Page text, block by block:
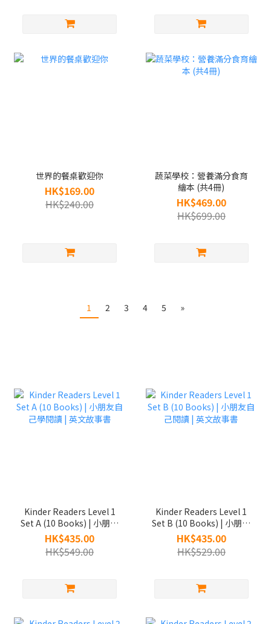
世界的餐桌歡迎你
HK$169.00
HK$240.00
蔬菜學校：營養滿分食育
繪本 (共4冊)
HK$469.00
HK$699.00
1 2 3 4 5 »
Kinder Readers Level 1
Set A (10 Books) | 小朋友
自己學閱讀 | 英文故事書
HK$435.00
HK$549.00
Kinder Readers Level 1
Set B (10 Books) | 小朋友
自己閱讀 | 英文故事書
HK$435.00
HK$529.00